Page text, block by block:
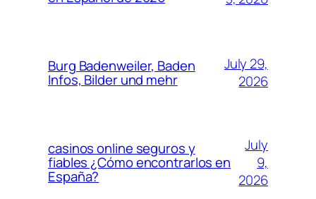
Burg Badenweiler, Baden
Infos, Bilder und mehr
July 29,
2026
casinos online seguros y
fiables ¿Cómo encontrarlos en
España?
July
9,
2026